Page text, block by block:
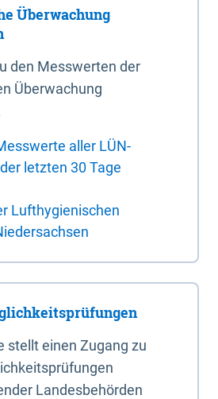
Überwachung
den Messwerten der
Überwachung
aller LÜN-
letzten 30 Tage
Lufthygienischen
stellt einen Zugang zu
Landesbehörden